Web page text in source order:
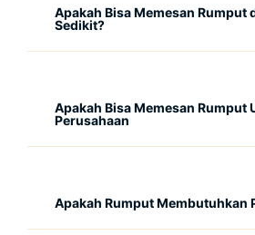
Apakah Bisa Memesan Rumput
Sedikit?
Apakah Bisa Memesan Rumput
Perusahaan
Apakah Rumput Membutuhkan